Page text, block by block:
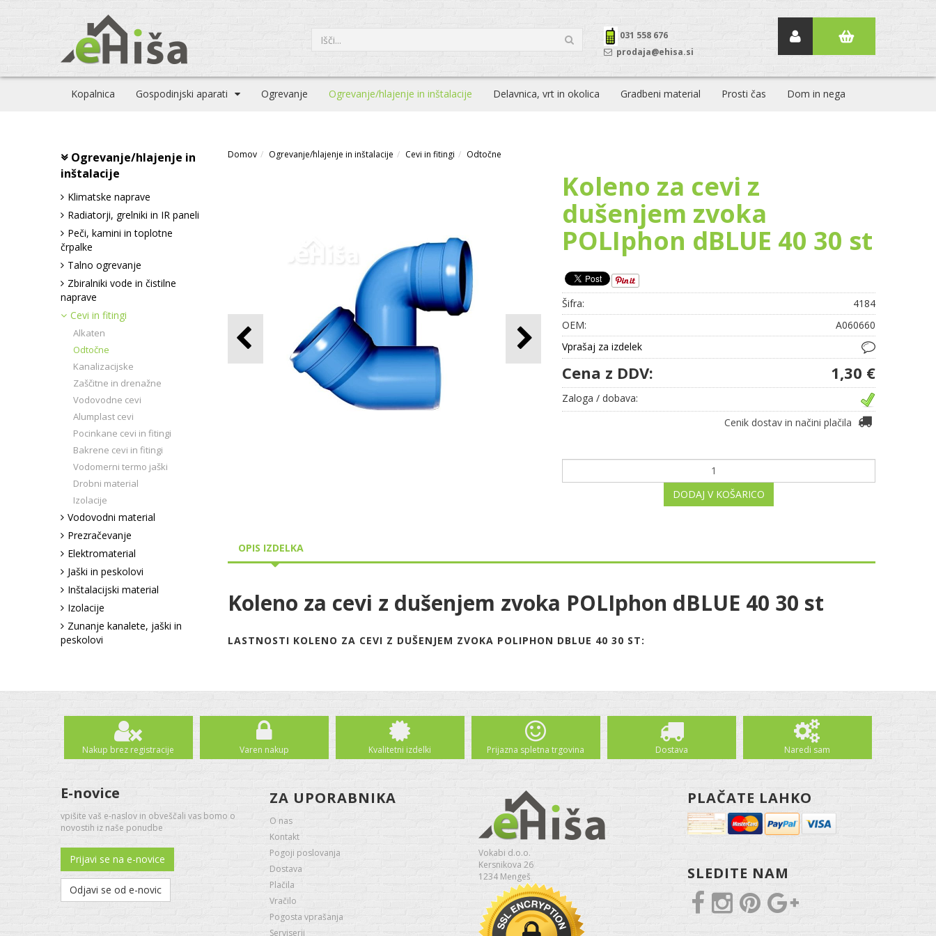
031 558 676
prodaja@ehisa.si
Kopalnica Gospodinjski aparati Ogrevanje Ogrevanje/hlajenje in inštalacije Delavnica, vrt in okolica Gradbeni material Prosti čas Dom in nega
Ogrevanje/hlajenje in
inštalacije
Klimatske naprave
Radiatorji, grelniki in IR paneli
Peči, kamini in toplotne
črpalke
Talno ogrevanje
Zbiralniki vode in čistilne
naprave
Cevi in fitingi
Alkaten
Odtočne
Kanalizacijske
Zaščitne in drenažne
Vodovodne cevi
Alumplast cevi
Pocinkane cevi in fitingi
Bakrene cevi in fitingi
Vodomerni termo jaški
Drobni material
Izolacije
Vodovodni material
Prezračevanje
Elektromaterial
Jaški in peskolovi
Inštalacijski material
Izolacije
Zunanje kanalete, jaški in
peskolovi
Domov Ogrevanje/hlajenje in inštalacije Cevi in fitingi Odtočne
Koleno za cevi z
dušenjem zvoka
POLIphon dBLUE 40 30 st
Šifra:
4184
OEM:
A060660
Vprašaj za izdelek
Cena z DDV: 1,30 €
Zaloga / dobava:
Cenik dostav in načini plačila
DODAJ V KOŠARICO
OPIS IZDELKA
Koleno za cevi z dušenjem zvoka POLIphon dBLUE 40 30 st
LASTNOSTI KOLENO ZA CEVI Z DUŠENJEM ZVOKA POLIPHON DBLUE 40 30 ST:
Nakup brez registracije Varen nakup Kvalitetni izdelki Prijazna spletna trgovina Dostava Naredi sam
E-novice
vpišite vaš e-naslov in obveščali vas bomo o
novostih iz naše ponudbe
Prijavi se na e-novice
Odjavi se od e-novic
ZA UPORABNIKA
O nas
Kontakt
Pogoji poslovanja
Dostava
Plačila
Vračilo
Pogosta vprašanja
Serviserji
Vokabi d.o.o.
Kersnikova 26
1234 Mengeš
PLAČATE LAHKO
SLEDITE NAM